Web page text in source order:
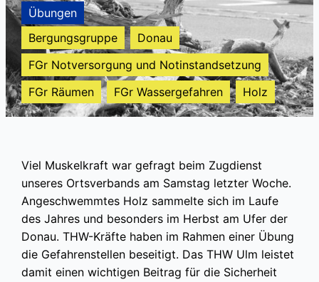
Übungen
Bergungsgruppe
Donau
FGr Notversorgung und Notinstandsetzung
FGr Räumen
FGr Wassergefahren Holz
Viel Muskelkraft war gefragt beim Zugdienst
unseres Ortsverbands am Samstag letzter Woche.
Angeschwemmtes Holz sammelte sich im Laufe
des Jahres und besonders im Herbst am Ufer der
Donau. THW-Kräfte haben im Rahmen einer Übung
die Gefahrenstellen beseitigt. Das THW Ulm leistet
damit einen wichtigen Beitrag für die Sicherheit